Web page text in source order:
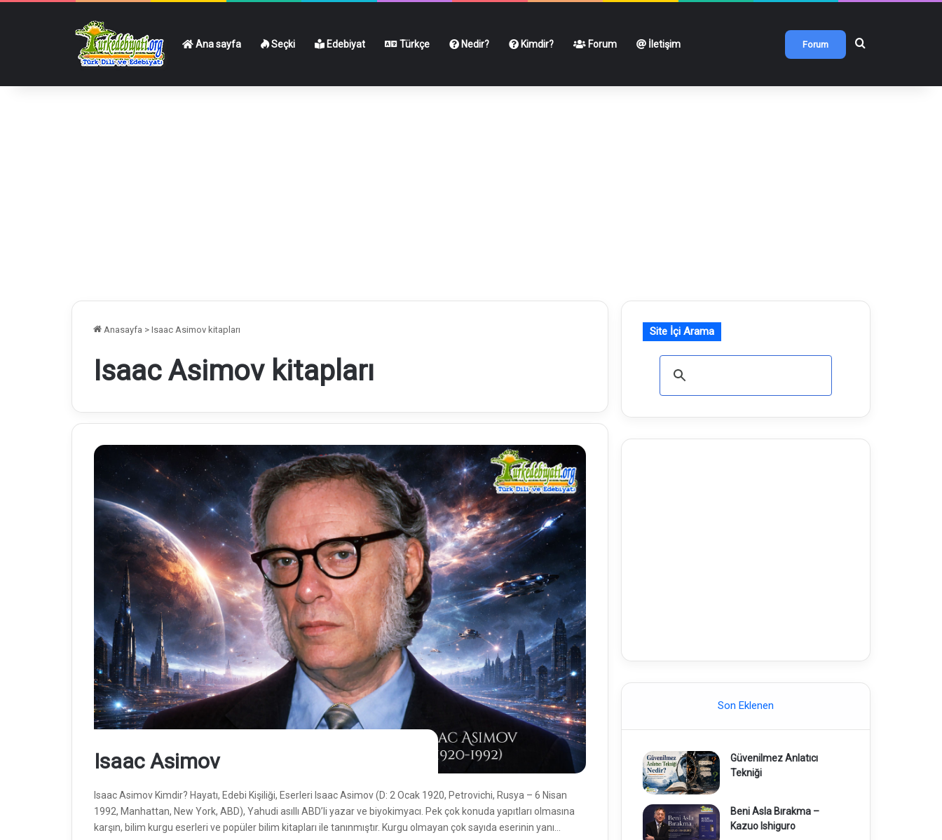
Ana sayfa Seçki Edebiyat Türkçe Nedir? Kimdir? Forum İletişim Forum Arama yap ...
Anasayfa > Isaac Asimov kitapları
Isaac Asimov kitapları
Isaac Asimov
Isaac Asimov Kimdir? Hayatı, Edebi Kişiliği, Eserleri Isaac Asimov (D: 2 Ocak 1920, Petrovichi, Rusya – 6 Nisan
1992, Manhattan, New York, ABD), Yahudi asıllı ABD’li yazar ve biyokimyacı. Pek çok konuda yapıtları olmasına
karşın, bilim kurgu eserleri ve popüler bilim kitapları ile tanınmıştır. Kurgu olmayan çok sayıda eserinin yanı…
Site İçi Arama
Son Eklenen
Güvenilmez Anlatıcı
Tekniği
Beni Asla Bırakma –
Kazuo Ishiguro